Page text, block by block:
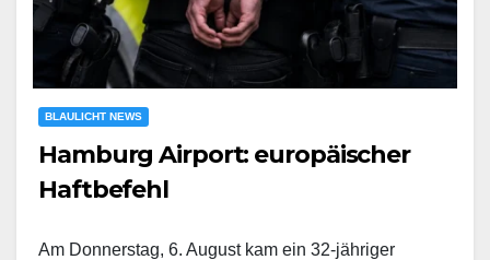
BLAULICHT NEWS
Hamburg Airport: europäischer
Haftbefehl
Am Donnerstag, 6. August kam ein 32-jähriger